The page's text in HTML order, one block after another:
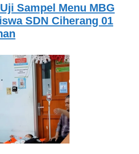
Sampel Menu MBG
SDN Ciherang 01